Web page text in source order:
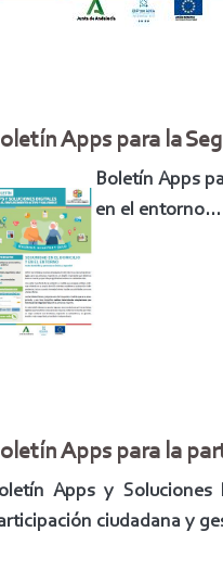
Apps para la
Boletín Apps
en el entorno...
Apps para la
Apps y Soluciones
ciudadana y